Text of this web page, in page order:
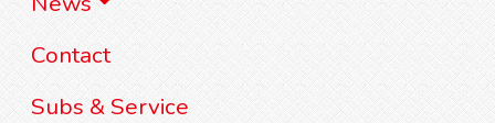
Contact
Subs & Service